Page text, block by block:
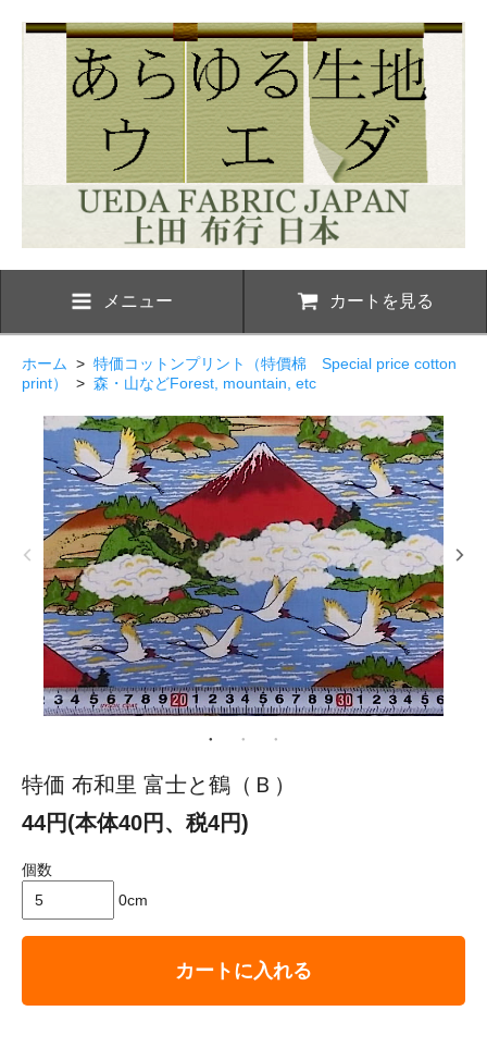
メニュー カートを見る
ホーム > 特価コットンプリント（特價棉 Special price cotton
print）
> 森・山などForest, mountain, etc
特価 布和里 富士と鶴（Ｂ）
44円(本体40円、税4円)
個数
0cm
カートに入れる